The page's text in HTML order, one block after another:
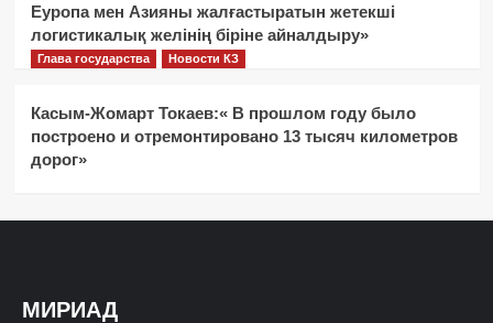
Еуропа мен Азияны жалғастыратын жетекші
логистикалық желінің біріне айналдыру»
Глава государства Новости КЗ
Касым-Жомарт Токаев:« В прошлом году было
построено и отремонтировано 13 тысяч километров
дорог»
МИРИАД